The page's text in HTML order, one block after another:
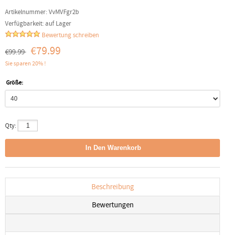
Artikelnummer:VvMVFgr2b
Verfügbarkeit:auf Lager
Bewertung schreiben
€99.99 €79.99
Sie sparen 20% !
Größe:
Qty:
Beschreibung
Bewertungen